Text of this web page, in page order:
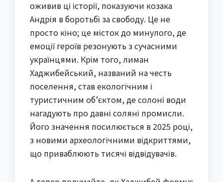
оживив ці історії, показуючи козака
Андрія в боротьбі за свободу. Це не
просто кіно; це місток до минулого, де
емоції героїв резонують з сучасними
українцями. Крім того, лиман
Хаджибейський, названий на честь
поселення, став екологічним і
туристичним об’єктом, де солоні води
нагадують про давні соляні промисли.
Його значення посилюється в 2025 році,
з новими археологічними відкриттями,
що приваблюють тисячі відвідувачів.